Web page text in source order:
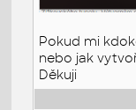
Pokud mi
nebo jak
Děkuji